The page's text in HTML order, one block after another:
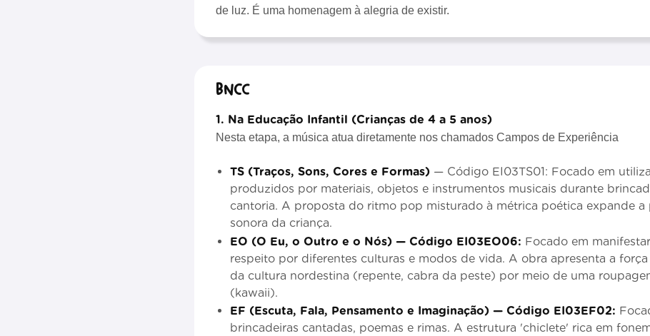
de luz. É uma homenagem à alegria de existir.
BNCC
1. Na Educação Infantil (Crianças de 4 a 5 anos)
Nesta etapa, a música atua diretamente nos chamados Campos de Experiência
TS (Traços, Sons, Cores e Formas) — Código EI03TS01: Focado em
produzidos por materiais, objetos e instrumentos musicais durante
cantoria. A proposta do ritmo pop misturado à métrica poética expande a
sonora da criança.
EO (O Eu, o Outro e o Nós) — Código EI03EO06: Focado em
respeito por diferentes culturas e modos de vida. A obra apresenta a
da cultura nordestina (repente, cabra da peste) por meio de uma
(kawaii).
EF (Escuta, Fala, Pensamento e Imaginação) — Código EI03EF02:
brincadeiras cantadas, poemas e rimas. A estrutura 'chiclete' rica em